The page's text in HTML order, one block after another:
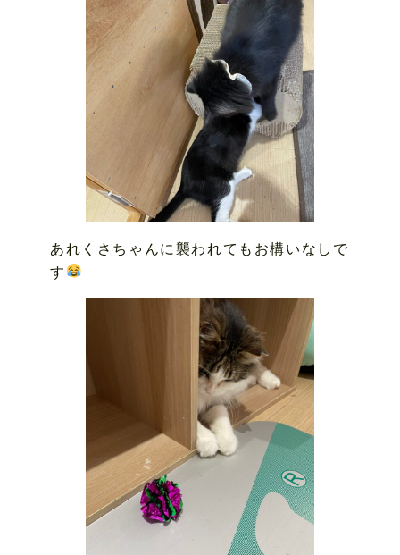
あれくさちゃんに襲われてもお構いなしで
す